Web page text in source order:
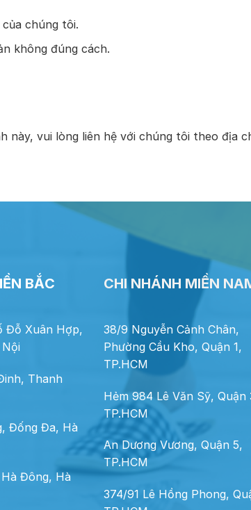
chúng tôi.
không đúng cách.
vui lòng liên hệ với chúng tôi theo địa
BẮC
Đỗ Xuân Hợp,
Thanh
Đống Đa, Hà
Hà Đông, Hà
CHI NHÁNH MIỀN
38/9 Nguyễn Cảnh Chân,
Phường Cầu Kho, Quận 1,
TP.HCM
Hẻm 984 Lê Văn Sỹ, Quận
TP.HCM
An Dương Vương, Quận 5,
TP.HCM
374/91 Lê Hồng Phong,